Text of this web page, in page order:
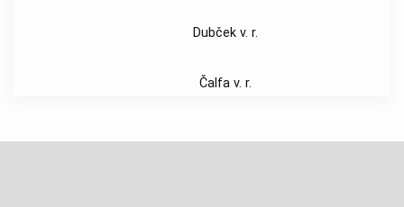
Dubček v. r.
Čalfa v. r.